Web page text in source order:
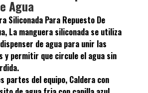
Agua
Siliconada Para Repuesto De
La manguera siliconada se utiliza
de agua para unir las
permitir que circule el agua sin
partes del equipo, Caldera con